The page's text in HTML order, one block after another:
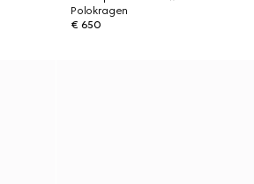
Polokragen
€ 650